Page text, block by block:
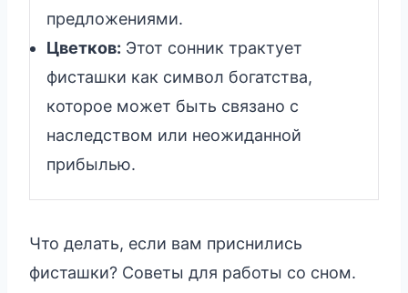
предложениями.
Цветков: Этот сонник трактует
фисташки как символ богатства,
которое может быть связано с
наследством или неожиданной
прибылью.
Что делать, если вам приснились
фисташки? Советы для работы со сном.